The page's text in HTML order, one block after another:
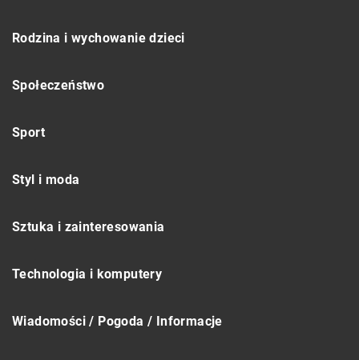
Rodzina i wychowanie dzieci
Społeczeństwo
Sport
Styl i moda
Sztuka i zainteresowania
Technologia i komputery
Wiadomości / Pogoda / Informacje